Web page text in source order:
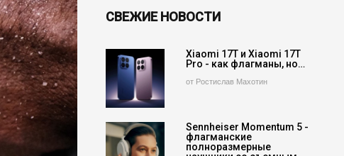
СВЕЖИЕ НОВОСТИ
Xiaomi 17T и Xiaomi 17T
Pro - как флагманы, но…
от Ростислав Махотин
Sennheiser Momentum 5 -
флагманские
полноразмерные